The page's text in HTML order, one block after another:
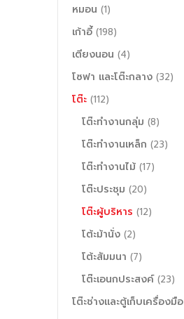
หมอน (1)
เก้าอี้ (198)
เตียงนอน (4)
โซฟา และโต๊ะกลาง (32)
โต๊ะ (112)
โต๊ะทำงานกลุ่ม (8)
โต๊ะทำงานเหล็ก (23)
โต๊ะทำงานไม้ (17)
โต๊ะประชุม (20)
โต๊ะผู้บริหาร (12)
โต้ะม้านั่ง (2)
โต้ะสัมมนา (7)
โต๊ะเอนกประสงค์ (23)
โต๊ะช่างและตู้เก็บเครื่องมือ